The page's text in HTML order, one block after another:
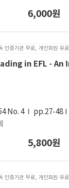
6,000원
인증기관 무료, 개인회원 유료
in EFL -
No. 4
pp.27-48
5,800원
인증기관 무료, 개인회원 유료